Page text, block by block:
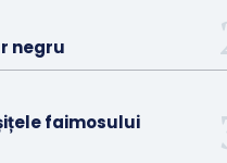
negru
faimosului